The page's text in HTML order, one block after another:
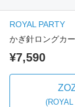
ROYAL PARTY
かぎ針ロングカ
¥7,590
(